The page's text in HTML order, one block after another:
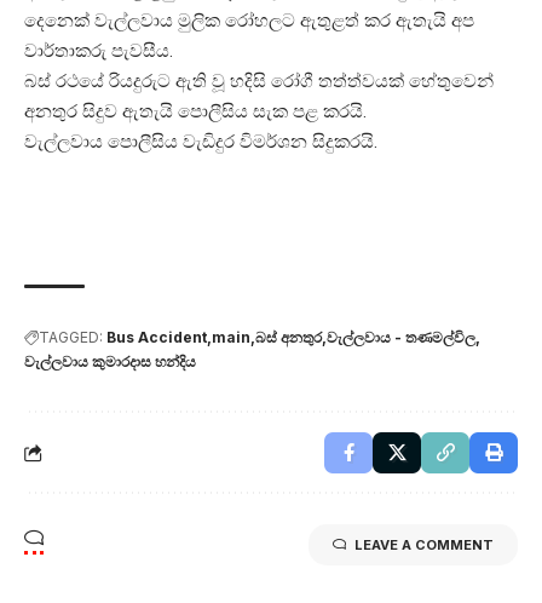
දෙනෙක් වැල්ලවාය මුලික රෝහලට ඇතුළත් කර ඇතැයි අප
වාර්තාකරු පැවසීය.
බස් රථයේ රියදුරුට ඇති වූ හදිසි රෝගී තත්ත්වයක් හේතුවෙන්
අනතුර සිදුව ඇතැයි පොලීසිය සැක පළ කරයි.
වැල්ලවාය පොලීසිය වැඩිදුර විමර්ශන සිදුකරයි.
TAGGED: Bus Accident main බස් අනතුර වැල්ලවාය - තණමල්විල
වැල්ලවාය කුමාරදාස හන්දිය
LEAVE A COMMENT